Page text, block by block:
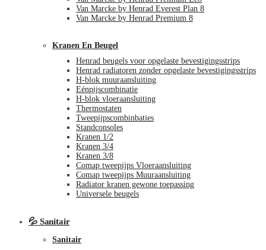
Van Marcke by Henrad Everest Plan 8
Van Marcke by Henrad Premium 8
Kranen En Beugel
Henrad beugels voor opgelaste bevestigingsstrips
Henrad radiatoren zonder opgelaste bevestigingsstrips
H-blok muuraansluiting
Eénpijscombinatie
H-blok vloeraansluiting
Thermostaten
Tweepijpscombinbaties
Standconsoles
Kranen 1/2
Kranen 3/4
Kranen 3/8
Comap tweepijps Vloeraansluiting
Comap tweepijps Muuraansluiting
Radiator kranen gewone toepassing
Universele beugels
💦 Sanitair
Sanitair